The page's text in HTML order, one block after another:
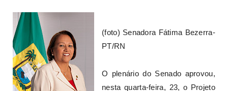
(foto) Senadora Fátima Bezerra-
PT/RN
O plenário do Senado aprovou,
nesta quarta-feira, 23, o Projeto